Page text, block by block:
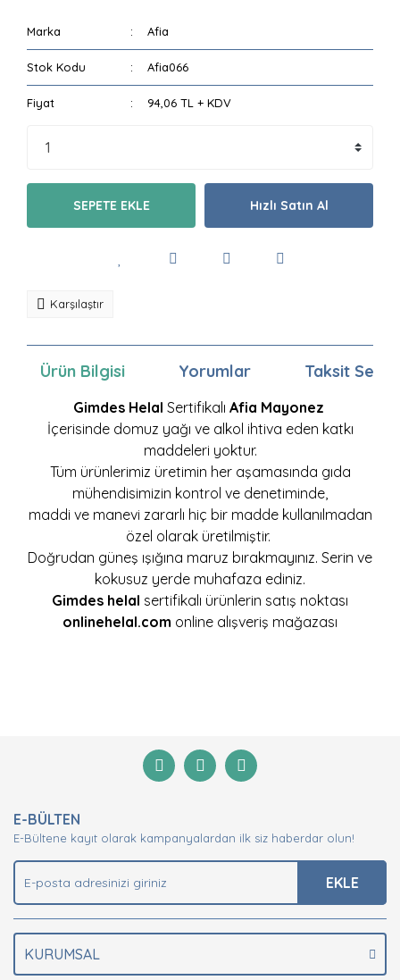
Marka Afia
Stok Kodu Afia066
Fiyat 94,06 TL + KDV
SEPETE EKLE Hızlı Satın Al
Karşılaştır
Ürün Bilgisi Yorumlar Taksit
Gimdes Helal Sertifikalı Afia Mayonez
İçerisinde domuz yağı ve alkol ihtiva eden katkı
maddeleri yoktur.
Tüm ürünlerimiz üretimin her aşamasında gıda
mühendisimizin kontrol ve denetiminde,
maddi ve manevi zararlı hiç bir madde kullanılmadan
özel olarak üretilmiştir.
Doğrudan güneş ışığına maruz bırakmayınız. Serin ve
kokusuz yerde muhafaza ediniz.
Gimdes helal sertifikalı ürünlerin satış noktası
onlinehelal.com online alışveriş mağazası
Yorum Yaz
Görüş ve önerileriniz için teşekkür ederiz.
Ürün açıklamasında eksik bilgiler bulunuyor.
Ürün bilgilerinde hatalar bulunuyor.
E-BÜLTEN
E-Bültene kayıt olarak kampanyalardan ilk siz haberdar olun!
EKLE
KURUMSAL